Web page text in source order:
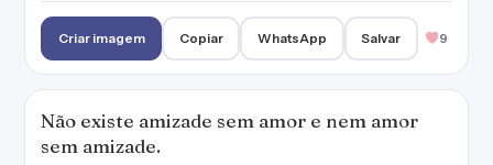
Criar imagem Copiar WhatsApp Salvar 9
Não existe amizade sem amor e nem amor
sem amizade.